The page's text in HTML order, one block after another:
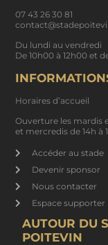
07 43 26 30 81
Du lundi au vendredi
De 10h00 à 12h00 et
Horaires d’accueil
Ouverture les mardis
et mercredis de 14h à
Accéder au stade
Devenir sponsor
Nous contacter
Espace supporter
AUTOUR DU
POITEVIN